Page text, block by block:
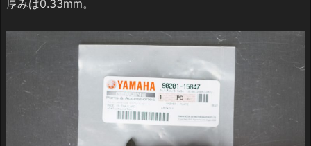
厚みは0.33mm。